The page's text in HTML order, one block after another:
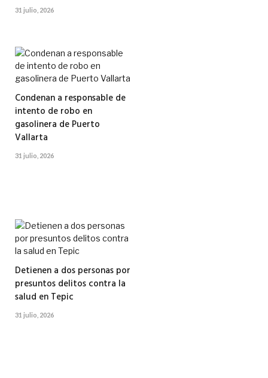
31 julio, 2026
Condenan a responsable de
intento de robo en
gasolinera de Puerto
Vallarta
31 julio, 2026
Detienen a dos personas por
presuntos delitos contra la
salud en Tepic
31 julio, 2026